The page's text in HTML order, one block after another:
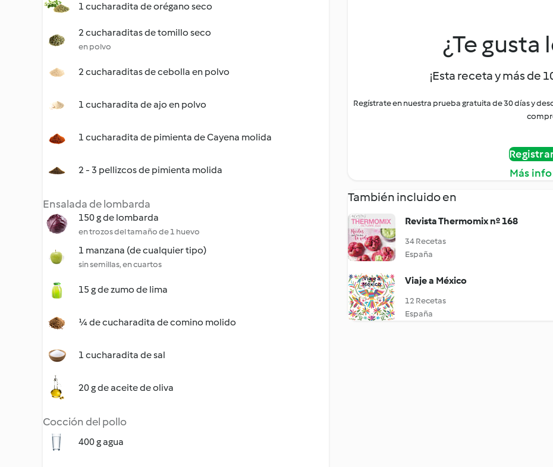
1 cucharadita de orégano seco
2 cucharaditas de tomillo seco
en polvo
2 cucharaditas de cebolla en polvo
1 cucharadita de ajo en polvo
1 cucharadita de pimienta de Cayena molida
2 - 3 pellizcos de pimienta molida
Ensalada de lombarda
150 g de lombarda
en trozos del tamaño de 1 huevo
1 manzana (de cualquier tipo)
sin semillas, en cuartos
15 g de zumo de lima
¼ de cucharadita de comino molido
1 cucharadita de sal
20 g de aceite de oliva
Cocción del pollo
400 g agua
¿Te gusta
¡Esta receta y más de
Regístrate en nuestra prueba gratuita de 30 días y
Más
También incluido en
Revista Thermomix nº 168
34 Recetas
España
Viaje a México
12 Recetas
España